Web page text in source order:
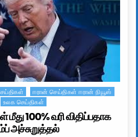
ஈரான் செய்திகள் ஈரான் நியூஸ்
உலக செய்திகள்
மீது 100% வரி விதிப்பதாக
அச்சுறுத்தல்